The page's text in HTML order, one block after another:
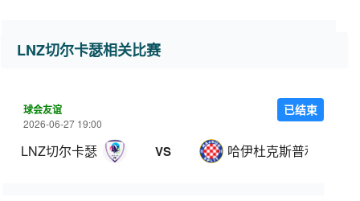
LNZ切尔卡瑟相关比赛
球会友谊
2026-06-27 19:00
LNZ切尔卡瑟 VS 哈伊杜克斯普利特
已结束